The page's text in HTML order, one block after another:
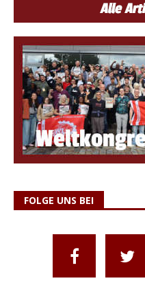
FOLGE UNS BEI